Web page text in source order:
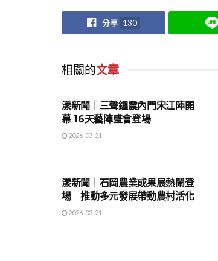
分享 130
相關的文章
漾新聞｜三聲鑼震內門宋江陣開
幕 16天藝陣盛會登場
2026-03-21
漾新聞｜石岡農業成果展熱鬧登
場 推動多元發展帶動農村活化
2026-03-21